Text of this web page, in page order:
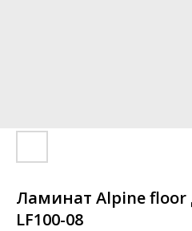
Ламинат Alpine floor
LF100-08